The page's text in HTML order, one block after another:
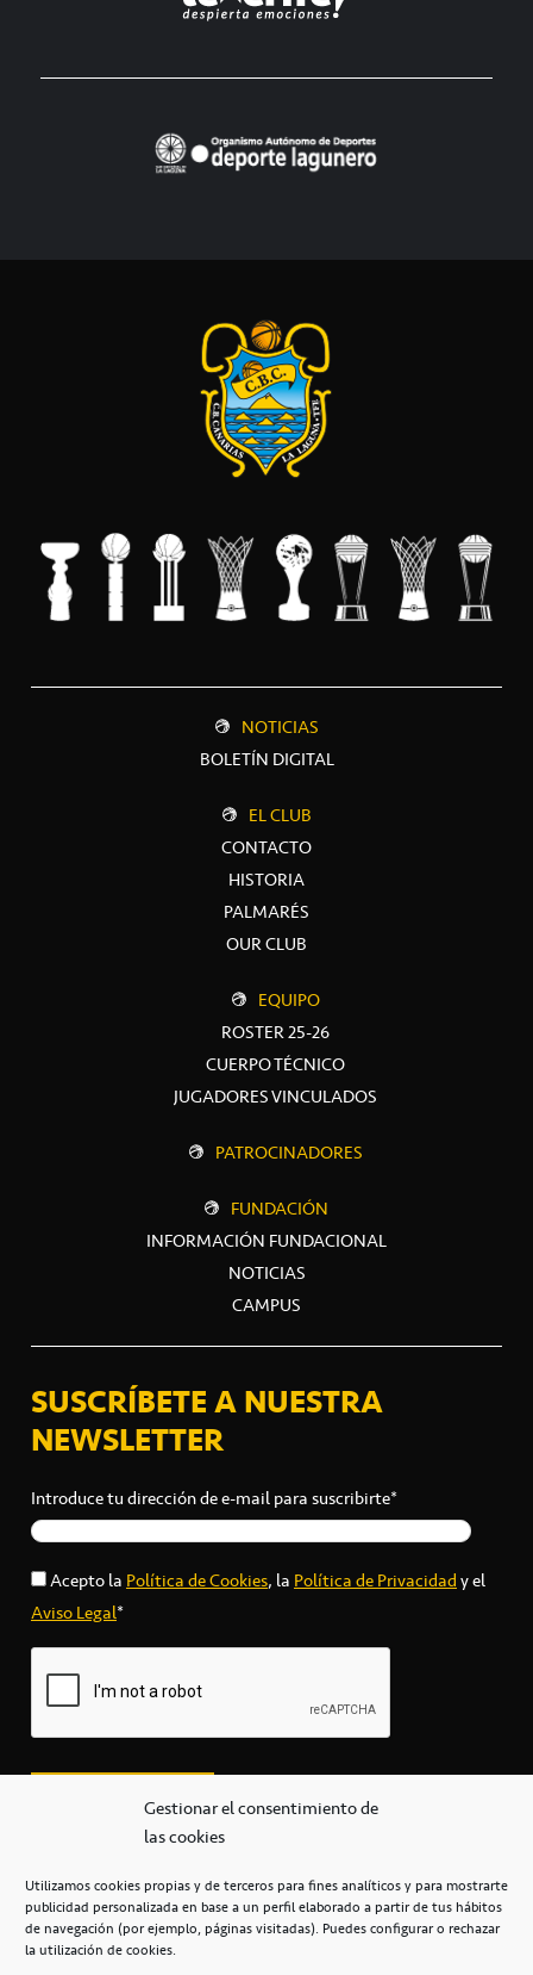
Gestionar el consentimiento de
las cookies
Utilizamos cookies propias y de terceros para fines analíticos y para mostrarte
publicidad personalizada en base a un perfil elaborado a partir de tus hábitos
de navegación (por ejemplo, páginas visitadas). Puedes configurar o rechazar
la utilización de cookies.
NOTICIAS
BOLETÍN DIGITAL
EL CLUB
CONTACTO
HISTORIA
PALMARÉS
OUR CLUB
EQUIPO
ROSTER 25-26
CUERPO TÉCNICO
JUGADORES VINCULADOS
PATROCINADORES
FUNDACIÓN
INFORMACIÓN FUNDACIONAL
NOTICIAS
CAMPUS
SUSCRÍBETE A NUESTRA
NEWSLETTER
Introduce tu dirección de e-mail para suscribirte*
Acepto laPolítica de Cookies, laPolítica de Privacidady el
Aviso Legal*
secretaria@cbcanarias.es
+34 922 253 684